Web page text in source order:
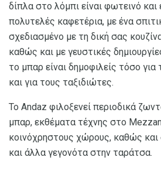
δίπλα στο λόμπι είναι φωτεινό και
πολυτελές καφετέρια, με ένα
σχεδιασμένο με τη δική σας
καθώς και με γευστικές
το μπαρ είναι δημοφιλείς τόσο
και για τους ταξιδιώτες.
Το Andaz φιλοξενεί περιοδικά
μπαρ, εκθέματα τέχνης στο
κοινόχρηστους χώρους, καθώς και
και άλλα γεγονότα στην ταράτσα.